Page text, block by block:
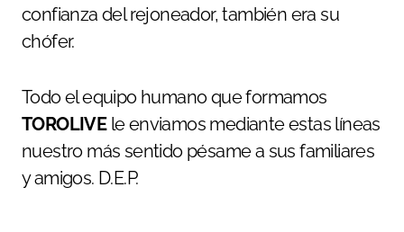
confianza del rejoneador, también era su
chófer.
Todo el equipo humano que formamos
TOROLIVEle enviamos mediante estas líneas
nuestro más sentido pésame a sus familiares
y amigos. D.E.P.